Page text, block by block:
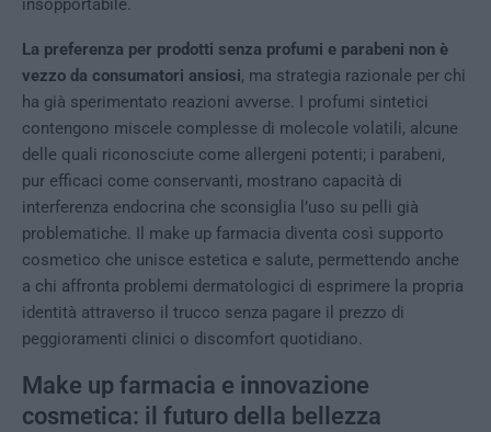
insopportabile.
La preferenza per prodotti senza profumi e parabeni non è
vezzo da consumatori ansiosi, ma strategia razionale per chi
ha già sperimentato reazioni avverse. I profumi sintetici
contengono miscele complesse di molecole volatili, alcune
delle quali riconosciute come allergeni potenti; i parabeni,
pur efficaci come conservanti, mostrano capacità di
interferenza endocrina che sconsiglia l’uso su pelli già
problematiche. Il make up farmacia diventa così supporto
cosmetico che unisce estetica e salute, permettendo anche
a chi affronta problemi dermatologici di esprimere la propria
identità attraverso il trucco senza pagare il prezzo di
peggioramenti clinici o discomfort quotidiano.
Make up farmacia e innovazione
cosmetica: il futuro della bellezza